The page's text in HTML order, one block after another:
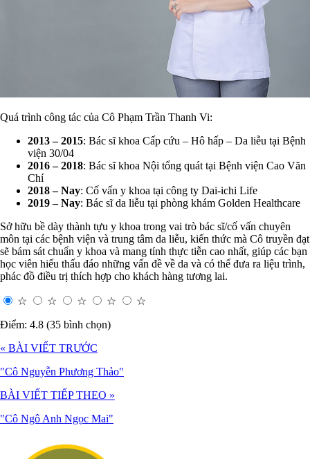
Quá trình công tác của Cô Phạm Trần Thanh Vi:
2013 – 2015: Bác sĩ khoa Cấp cứu – Hô hấp – Da liễu tại Bệnh
viện 30/04
2016 – 2018: Bác sĩ khoa Nội tổng quát tại Bệnh viện Cao Văn
Chí
2018 – Nay: Cố vấn y khoa tại công ty Dai-ichi Life
2019 – Nay: Bác sĩ da liễu tại phòng khám Golden Healthcare
Sở hữu bề dày thành tựu y khoa trong vai trò bác sĩ/cố vấn chuyên
môn tại các bệnh viện và trung tâm da liễu, kiến thức mà Cô truyền đạt
sẽ bám sát chuẩn y khoa và mang tính thực tiễn cao nhất, giúp các bạn
học viên hiểu thấu đáo những vấn đề về da và có thể đưa ra liệu trình,
phác đồ điều trị thích hợp cho khách hàng tương lai.
☆ ☆ ☆ ☆
☆
Điểm: 4.8 (35 bình chọn)
« BÀI VIẾT TRƯỚC
"Cô Nguyễn Phương Thảo"
BÀI VIẾT TIẾP THEO »
"Cô Ngô Anh Ngọc Mai"